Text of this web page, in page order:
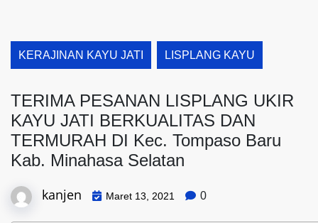
KERAJINAN KAYU JATI LISPLANG KAYU
TERIMA PESANAN LISPLANG UKIR
KAYU JATI BERKUALITAS DAN
TERMURAH DI Kec. Tompaso Baru
Kab. Minahasa Selatan
kanjen Maret 13, 2021 0